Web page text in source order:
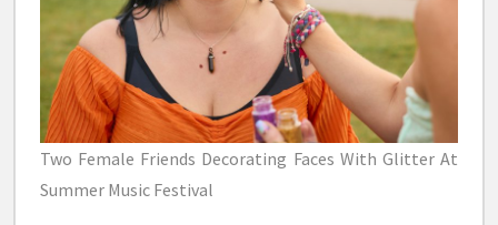
Two Female Friends Decorating Faces With Glitter At
Summer Music Festival